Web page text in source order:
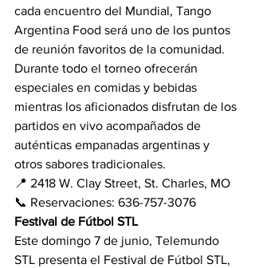
cada encuentro del Mundial, Tango
Argentina Food será uno de los puntos
de reunión favoritos de la comunidad.
Durante todo el torneo ofrecerán
especiales en comidas y bebidas
mientras los aficionados disfrutan de los
partidos en vivo acompañados de
auténticas empanadas argentinas y
otros sabores tradicionales.
📍 2418 W. Clay Street, St. Charles, MO
📞 Reservaciones: 636-757-3076
Festival de Fútbol STL
Este domingo 7 de junio, Telemundo
STL presenta el Festival de Fútbol STL,